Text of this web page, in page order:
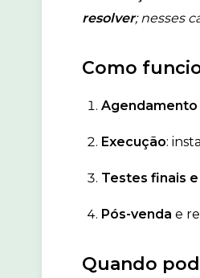
resolver; nesses
Como
Agendamento
Execução:
Testes finais
Pós-venda e
Quando